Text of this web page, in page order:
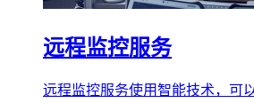
远程监控服务
远程监控服务使用智能技术，可